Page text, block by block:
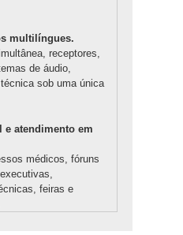
multilíngues.
receptores,
de áudio,
sob uma única
e atendimento em
médicos, fóruns
feiras e